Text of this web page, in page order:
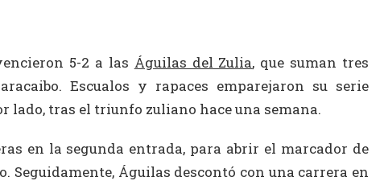
5-2 a las Águilas del Zulia, que suman tres
Escualos y rapaces emparejaron su serie
lado, tras el triunfo zuliano hace una semana.
en la segunda entrada, para abrir el marcador de
Seguidamente, Águilas descontó con una carrera en